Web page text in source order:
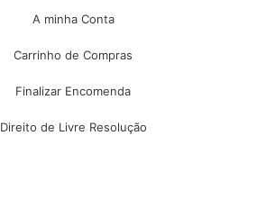
A minha Conta
Carrinho de Compras
Finalizar Encomenda
Direito de Livre Resolução